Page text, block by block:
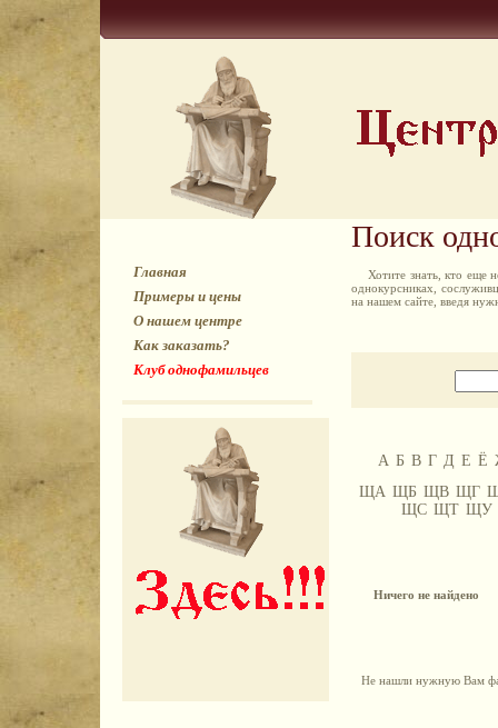
Главная
Примеры и цены
О нашем центре
Как заказать?
Клуб однофамильцев
Поиск
Хотите знать, кто еще
однокурсниках,
на нашем сайте, введя
А Б В Г Д Е Ё
ЩА ЩБ ЩВ ЩГ
ЩС ЩТ ЩУ
Ничего не найдено
Не нашли нужную Вам